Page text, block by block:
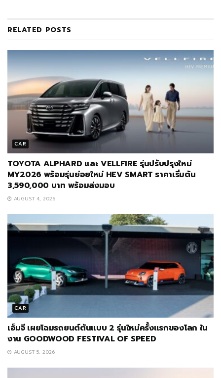
RELATED POSTS
CAR
TOYOTA ALPHARD และ VELLFIRE รุ่นปรับปรุงใหม่
MY2026 พร้อมรุ่นย่อยใหม่ HEV SMART ราคาเริ่มต้น
3,590,000 บาท พร้อมส่งมอบ
AUGUST 4, 2026
CAR
เอ็มจี เผยโฉมรถยนต์ต้นแบบ 2 รุ่นใหม่ครั้งแรกของโลก ใน
งาน GOODWOOD FESTIVAL OF SPEED
AUGUST 5, 2026